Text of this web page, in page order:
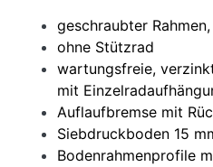
geschraubter
ohne Stützrad
wartungsfreie,
mit
Auflaufbremse mit
Siebdruckboden 15
Bodenrahmenprofile